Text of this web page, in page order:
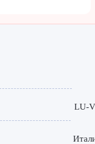
LU-